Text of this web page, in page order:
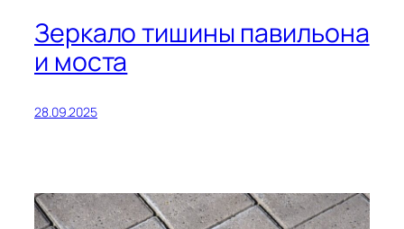
Зеркало тишины павильона
и моста
28.09.2025